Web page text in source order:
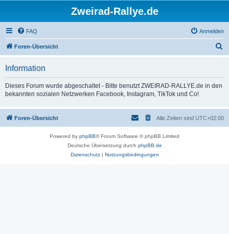
Zweirad-Rallye.de
FAQ Anmelden
Foren-Übersicht
Information
Dieses Forum wurde abgeschaltet - Bitte benutzt ZWEIRAD-RALLYE.de in den
bekannten sozialen Netzwerken Facebook, Instagram, TikTok und Co!
Foren-Übersicht Alle Zeiten sind UTC+02:00
Powered by phpBB® Forum Software © phpBB Limited
Deutsche Übersetzung durch phpBB.de
Datenschutz| Nutzungsbedingungen